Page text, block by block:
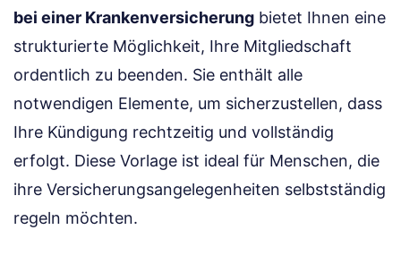
bei einer Krankenversicherung bietet Ihnen eine
strukturierte Möglichkeit, Ihre Mitgliedschaft
ordentlich zu beenden. Sie enthält alle
notwendigen Elemente, um sicherzustellen, dass
Ihre Kündigung rechtzeitig und vollständig
erfolgt. Diese Vorlage ist ideal für Menschen, die
ihre Versicherungsangelegenheiten selbstständig
regeln möchten.